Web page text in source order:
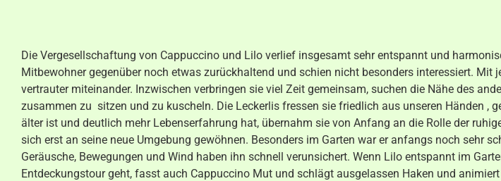
Die Vergesellschaftung von Cappuccino und Lilo verlief insgesamt sehr entspannt und
Mitbewohner gegenüber noch etwas zurückhaltend und schien nicht besonders interessiert. Mit
vertrauter miteinander. Inzwischen verbringen sie viel Zeit gemeinsam, suchen die Nähe des
zusammen zu sitzen und zu kuscheln. Die Leckerlis fressen sie friedlich aus unseren Händen ,
älter ist und deutlich mehr Lebenserfahrung hat, übernahm sie von Anfang an die Rolle der
sich erst an seine neue Umgebung gewöhnen. Besonders im Garten war er anfangs noch sehr
Geräusche, Bewegungen und Wind haben ihn schnell verunsichert. Wenn Lilo entspannt im
Entdeckungstour geht, fasst auch Cappuccino Mut und schlägt ausgelassen Haken und